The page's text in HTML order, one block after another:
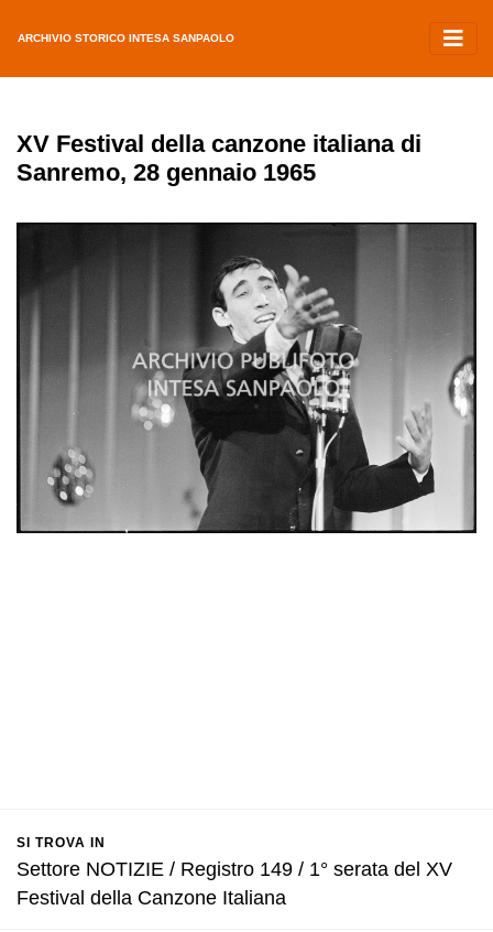
ARCHIVIO STORICO INTESA SANPAOLO
XV Festival della canzone italiana di
Sanremo, 28 gennaio 1965
SI TROVA IN
Settore NOTIZIE / Registro 149 / 1° serata del XV
Festival della Canzone Italiana